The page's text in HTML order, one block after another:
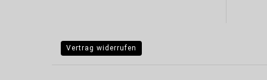
Vertrag widerrufen